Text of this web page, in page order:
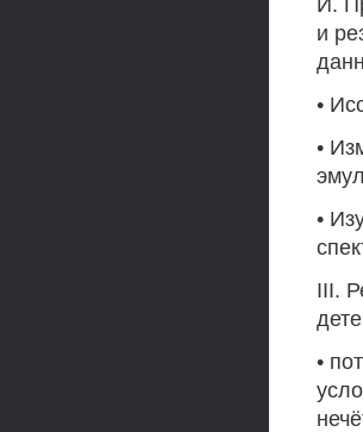
И.
и
•
•
•
III.
•